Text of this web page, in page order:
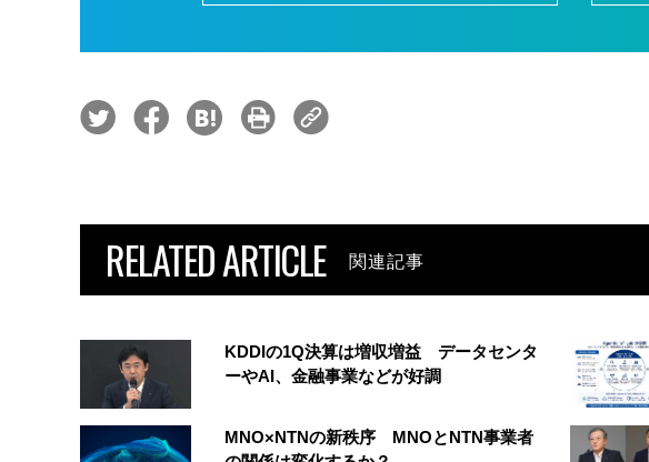
RELATED ARTICLE 関連記事
KDDIの1Q決算は増収増益 データセンタ
ーやAI、金融事業などが好調
MNO×NTNの新秩序 MNOとNTN事業者